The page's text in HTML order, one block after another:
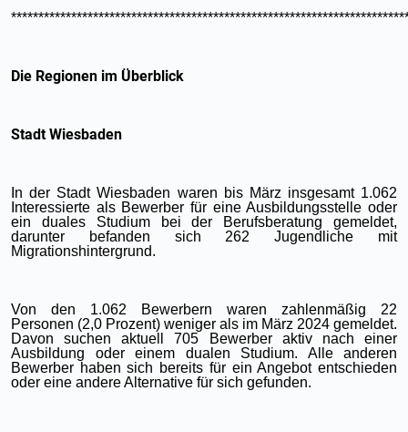
Die Regionen im Überblick
Stadt Wiesbaden
In der Stadt Wiesbaden waren bis März insgesamt 1.062
Interessierte als Bewerber für eine Ausbildungsstelle oder
ein duales Studium bei der Berufsberatung gemeldet,
darunter befanden sich 262 Jugendliche mit
Migrationshintergrund.
Von den 1.062 Bewerbern waren zahlenmäßig 22
Personen (2,0 Prozent) weniger als im März 2024 gemeldet.
Davon suchen aktuell 705 Bewerber aktiv nach einer
Ausbildung oder einem dualen Studium. Alle anderen
Bewerber haben sich bereits für ein Angebot entschieden
oder eine andere Alternative für sich gefunden.